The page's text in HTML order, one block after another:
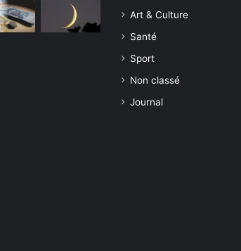
Art & Culture
Santé
Sport
Non classé
Journal